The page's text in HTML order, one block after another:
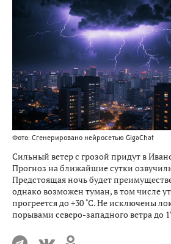
Фото: Сгенерировано нейросетью GigaChat
Сильный ветер с грозой придут в
Прогноз на ближайшие сутки
Предстоящая ночь будет
однако возможен туман, в том числе
прогреется до +30 ˚С. Не исключены
порывами северо-западного ветра до